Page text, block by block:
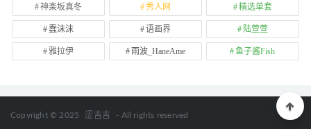
神楽坂真冬 秀人网 精选单套
蠢沫沫 语画界 陆萱萱
雅拉伊 雨波_HaneAme 鱼子酱Fish
Copyright © 2025 涩吉吉 - All rights reserved